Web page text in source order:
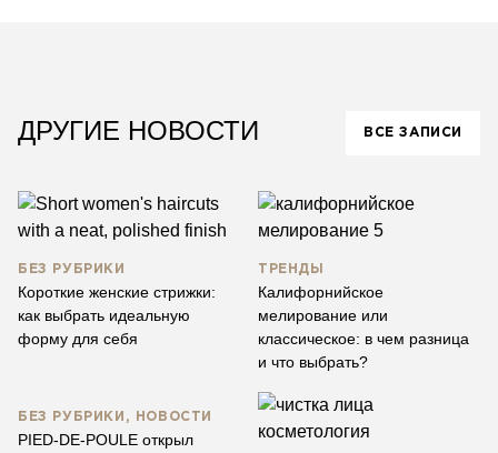
ДРУГИЕ НОВОСТИ ВСЕ ЗАПИСИ
БЕЗ РУБРИКИ
Короткие женские стрижки:
как выбрать идеальную
форму для себя
ТРЕНДЫ
Калифорнийское
мелирование или
классическое: в чем разница
и что выбрать?
БЕЗ РУБРИКИ, НОВОСТИ
PIED-DE-POULE открыл